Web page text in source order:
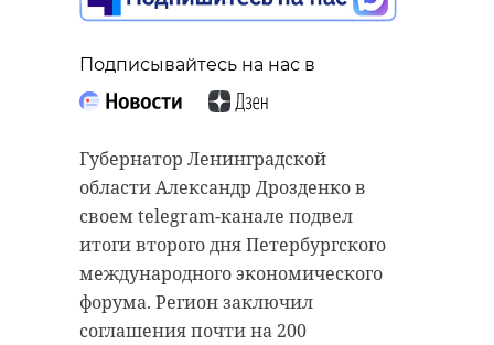
Подписывайтесь на нас в
Губернатор Ленинградской
области Александр Дрозденко в
своем telegram-канале подвел
итоги второго дня Петербургского
международного экономического
форума. Регион заключил
соглашения почти на 200